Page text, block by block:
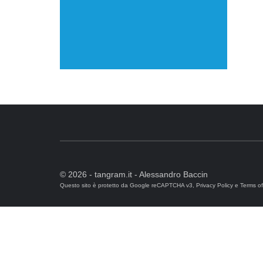
© 2026 - tangram.it - Alessandro Baccin
Questo sito è protetto da Google reCAPTCHA v3, Privacy Policy e Terms